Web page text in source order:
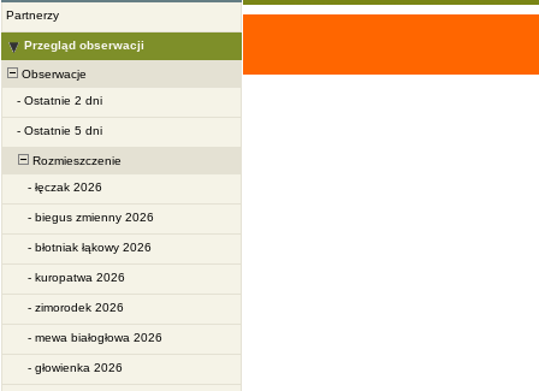
Partnerzy
Przegląd obserwacji
Obserwacje
- Ostatnie 2 dni
- Ostatnie 5 dni
Rozmieszczenie
- łęczak 2026
- biegus zmienny 2026
- błotniak łąkowy 2026
- kuropatwa 2026
- zimorodek 2026
- mewa białogłowa 2026
- głowienka 2026